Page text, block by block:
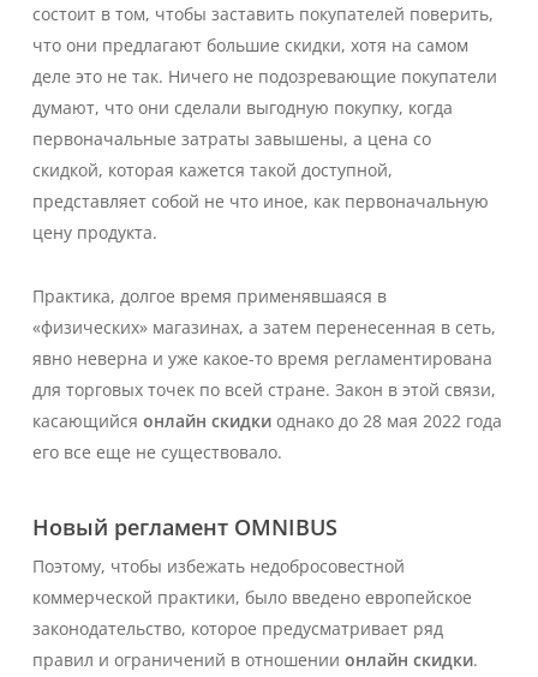
состоит в том, чтобы заставить покупателей поверить,
что они предлагают большие скидки, хотя на самом
деле это не так. Ничего не подозревающие покупатели
думают, что они сделали выгодную покупку, когда
первоначальные затраты завышены, а цена со
скидкой, которая кажется такой доступной,
представляет собой не что иное, как первоначальную
цену продукта.
Практика, долгое время применявшаяся в
«физических» магазинах, а затем перенесенная в сеть,
явно неверна и уже какое-то время регламентирована
для торговых точек по всей стране. Закон в этой связи,
касающийся онлайн скидкиоднако до 28 мая 2022 года
его все еще не существовало.
Новый регламент OMNIBUS
Поэтому, чтобы избежать недобросовестной
коммерческой практики, было введено европейское
законодательство, которое предусматривает ряд
правил и ограничений в отношении онлайн скидки.